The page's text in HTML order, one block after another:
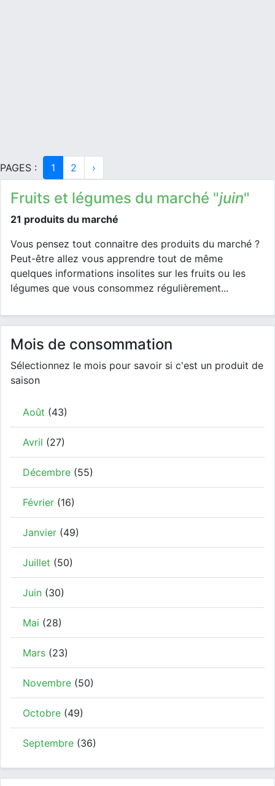
PAGES : 1 2 ›
Fruits et légumes du marché "juin"
21 produits du marché
Vous pensez tout connaitre des produits du marché ?
Peut-être allez vous apprendre tout de même
quelques informations insolites sur les fruits ou les
légumes que vous consommez régulièrement...
Mois de consommation
Sélectionnez le mois pour savoir si c'est un produit de
saison
Août (43)
Avril (27)
Décembre (55)
Février (16)
Janvier (49)
Juillet (50)
Juin (30)
Mai (28)
Mars (23)
Novembre (50)
Octobre (49)
Septembre (36)